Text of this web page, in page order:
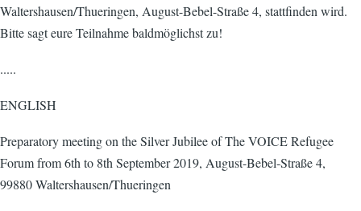
Waltershausen/Thueringen, August-Bebel-Straße 4, stattfinden wird.
Bitte sagt eure Teilnahme baldmöglichst zu!
.....
ENGLISH
Preparatory meeting on the Silver Jubilee of The VOICE Refugee
Forum from 6th to 8th September 2019, August-Bebel-Straße 4,
99880 Waltershausen/Thueringen